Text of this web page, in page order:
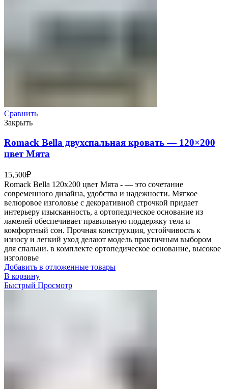
Сравнить
Закрыть
Romack Bella двухспальная кровать — 120×200
цвет Мята
15,500₽
Romack Bella 120x200 цвет Мята - — это сочетание
современного дизайна, удобства и надежности. Мягкое
велюровое изголовье с декоративной строчкой придает
интерьеру изысканность, а ортопедическое основание из
ламелей обеспечивает правильную поддержку тела и
комфортный сон. Прочная конструкция, устойчивость к
износу и легкий уход делают модель практичным выбором
для спальни. в комплекте ортопедическое основание, высокое
изголовье
Добавить в отложенные товары
В корзину
Быстрый Просмотр